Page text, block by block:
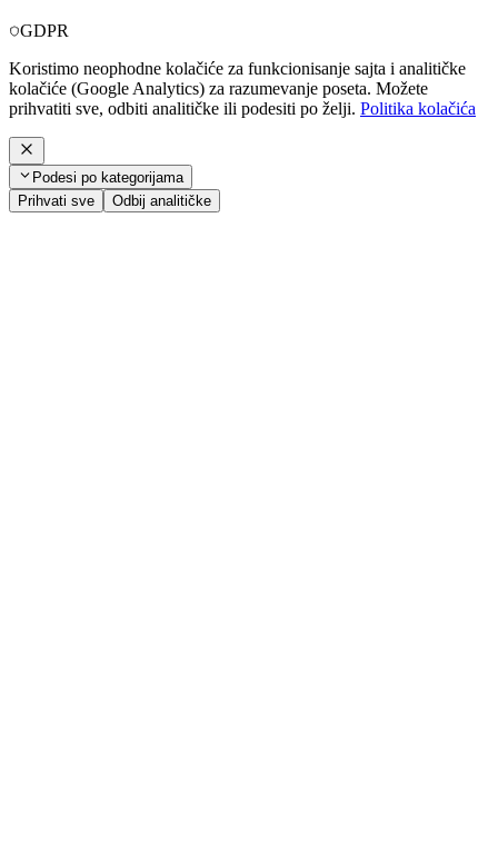
GDPR
Koristimo neophodne kolačiće za funkcionisanje sajta i analitičke
kolačiće (Google Analytics) za razumevanje poseta. Možete
prihvatiti sve, odbiti analitičke ili podesiti po želji. Politika kolačića
Podesi po kategorijama
Prihvati sve
Odbij analitičke